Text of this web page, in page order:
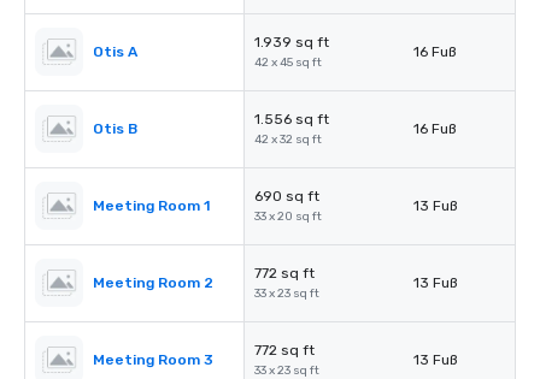
Otis A
1.939 sq ft
42 x 45 sq ft
16 Fuß
Otis B
1.556 sq ft
42 x 32 sq ft
16 Fuß
Meeting Room 1
690 sq ft
33 x 20 sq ft
13 Fuß
Meeting Room 2
772 sq ft
33 x 23 sq ft
13 Fuß
Meeting Room 3
772 sq ft
33 x 23 sq ft
13 Fuß